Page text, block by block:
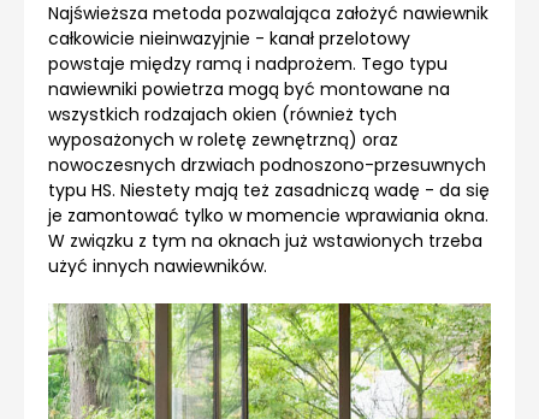
Najświeższa metoda pozwalająca założyć nawiewnik
całkowicie nieinwazyjnie - kanał przelotowy
powstaje między ramą i nadprożem. Tego typu
nawiewniki powietrza mogą być montowane na
wszystkich rodzajach okien (również tych
wyposażonych w roletę zewnętrzną) oraz
nowoczesnych drzwiach podnoszono-przesuwnych
typu HS. Niestety mają też zasadniczą wadę - da się
je zamontować tylko w momencie wprawiania okna.
W związku z tym na oknach już wstawionych trzeba
użyć innych nawiewników.